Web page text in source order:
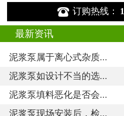
 订购热线：
最新资讯
泥浆泵属于离心式杂质...
泥浆泵如设计不当的选...
泥浆泵填料恶化是否会...
泥浆泵现场安装后，检...